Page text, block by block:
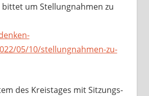
um Stellungnahmen zu
05/10/stellungnahmen-zu-
des Kreistages mit Sitzungs-